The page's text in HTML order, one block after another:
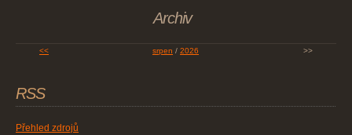
Archiv
<< srpen / 2026 >>
RSS
Přehled zdrojů